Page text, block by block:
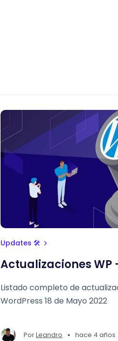
Updates 🛠
Actualizaciones WP
Listado completo de
WordPress 18 de Mayo 2022
PorLeandro • hace 4 años